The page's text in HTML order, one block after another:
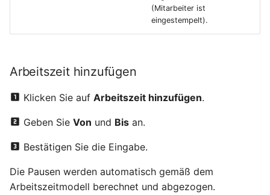
(Mitarbeiter ist
eingestempelt).
Arbeitszeit hinzufügen
Klicken Sie auf Arbeitszeit hinzufügen.
Geben Sie Von und Bis an.
Bestätigen Sie die Eingabe.
Die Pausen werden automatisch gemäß dem
Arbeitszeitmodell berechnet und abgezogen.